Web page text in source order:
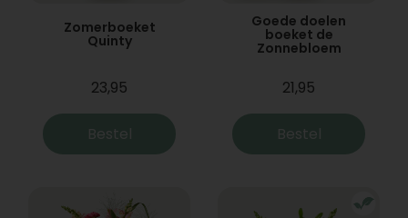
Zomerboeket
Quinty
23,95
Bestel
Goede doelen
boeket de
Zonnebloem
21,95
Bestel